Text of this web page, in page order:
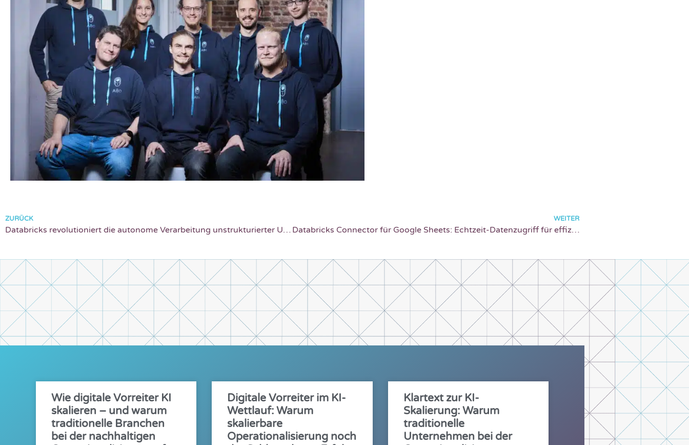
ZURÜCK
Databricks revolutioniert die autonome Verarbeitung unstrukturierter Unternehmensdokumente mit intelligenter KI-gestützter Automatisierung
WEITER
Databricks Connector für Google Sheets: Echtzeit-Datenzugriff für effizientere Geschäftsentscheidungen
Wie digitale Vorreiter KI
skalieren – und warum
traditionelle Branchen
bei der nachhaltigen
Digitale Vorreiter im KI-
Wettlauf: Warum
skalierbare
Operationalisierung noch
Klartext zur KI-
Skalierung: Warum
traditionelle
Unternehmen bei der